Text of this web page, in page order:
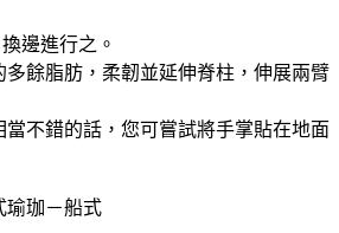
邊進行之。
餘脂肪，柔韌並延伸脊柱，伸展兩臂
不錯的話，您可嘗試將手掌貼在地面
瑜珈－船式